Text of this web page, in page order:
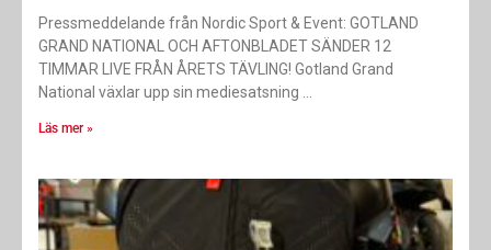
Pressmeddelande från Nordic Sport & Event: GOTLAND
GRAND NATIONAL OCH AFTONBLADET SÄNDER 12
TIMMAR LIVE FRÅN ÅRETS TÄVLING! Gotland Grand
National växlar upp sin mediesatsning
Läs mer »